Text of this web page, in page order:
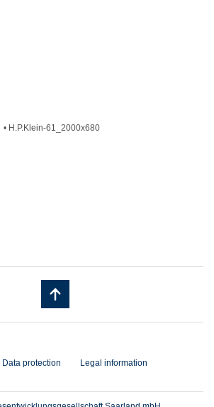
• H.P.Klein-61_2000x680
Data protection Legal information